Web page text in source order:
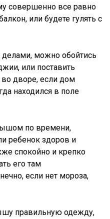
совершенно все равно
или будете гулять с
можно обойтись
или поставить
во дворе, если дом
находился в поле
по времени,
ребенок здоров и
спокойно и крепко
его там
если нет мороза,
правильную одежду,